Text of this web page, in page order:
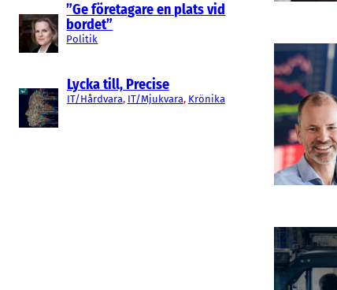
”Ge företagare en plats vid
bordet”
Politik
Lycka till, Precise
IT/Hårdvara, IT/Mjukvara, Krönika